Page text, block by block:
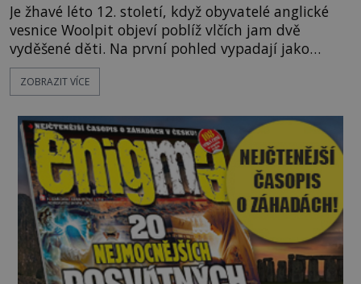
Je žhavé léto 12. století, když obyvatelé anglické
vesnice Woolpit objeví poblíž vlčích jam dvě
vyděšené děti. Na první pohled vypadají jako
každé jiné, až na jednu děsivou výjimku. Jejich
kůže má nazelenalý odstín, mluví
kromě syrových bobů. Příběh se rychle stává
jednou z největších záhad středověké Anglie a ani
po téměř devíti stech letech není
ZOBRAZIT VÍCE